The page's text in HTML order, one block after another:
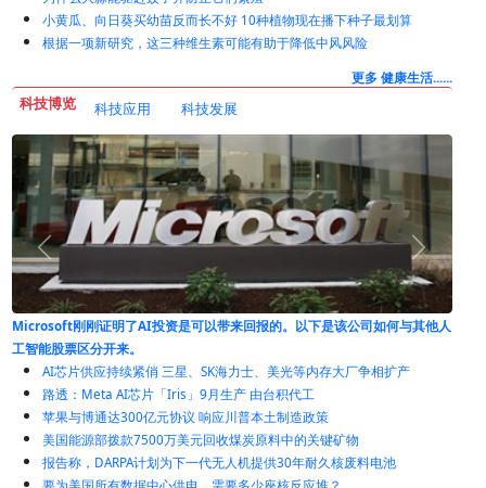
为什么大蒜能驱赶蚊子并防止它们繁殖
小黄瓜、向日葵买幼苗反而长不好 10种植物现在播下种子最划算
更多 健康生活......
其他人全球煤炭消费创下纪录，尽管煤炭发电正在减少
AI芯片供应持续紧俏 三星、SK海力士、美光等内存大厂争相扩产
路透：Meta AI芯片「Iris」9月生产 由台积代工
苹果与博通达300亿元协议 响应川普本土制造政策
美国能源部拨款7500万美元回收煤炭原料中的关键矿物
报告称，DARPA计划为下一代无人机提供30年耐久核废料电池